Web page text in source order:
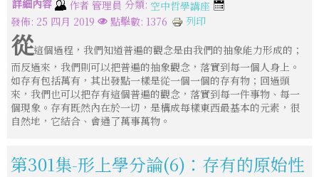
詳細內容 作者 管理員 分類: 空中哲學講座
發佈: 25 四月 2019
點擊數: 1376 列印
從這個過程，我們知道普遍的觀念是由我們的抽象能力形成的；
而反過來，我們則可以把普遍的抽象觀念，落實到每一個人身上。
如存有包括萬有，其出發點一樣是從一個一個的存有物；回過頭
來，我們也可以把存有這個普遍的觀念，落實到每一件事物、每一
個現象。存有既然內在於一切，是構成每樣東西最基本的元素，很
自然地，它結合、會通了萬事萬物。
第301集-形上學分論(6)：存有的原始性